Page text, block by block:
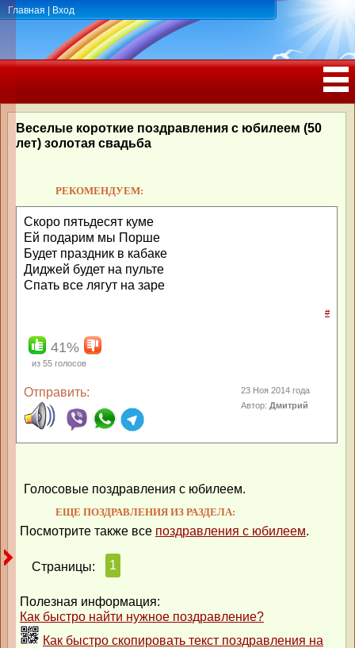
Главная Вход
РОЖДЕНИЯ, ЮБИЛЕЕМ
Веселые короткие поздравления с юбилеем (50
лет) золотая свадьба
РЕКОМЕНДУЕМ:
Скоро пятьдесят куме
Ей подарим мы Порше
Будет праздник в кабаке
Диджей будет на пульте
Спать все лягут на заре
#
41%
из 55 голосов
Отправить:
23 Ноя 2014 года
Автор:Дмитрий
Голосовые поздравления с юбилеем.
ЕЩЕ ПОЗДРАВЛЕНИЯ ИЗ РАЗДЕЛА:
Посмотрите также все поздравления с юбилеем.
Страницы: 1
Полезная информация:
Как быстро найти нужное поздравление?
Как быстро скопировать текст поздравления на